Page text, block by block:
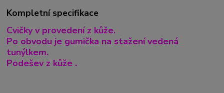
Kompletní specifikace
Cvičky v provedení z kůže.
Po obvodu je gumička na stažení vedená
tunýlkem.
Podešev z kůže .